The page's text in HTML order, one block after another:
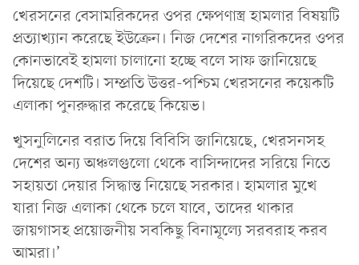
খেরসনের বেসামরিকদের ওপর ক্ষেপণাস্ত্র হামলার বিষয়টি
প্রত্যাখ্যান করেছে ইউক্রেন। নিজ দেশের নাগরিকদের ওপর
কোনভাবেই হামলা চালানো হচ্ছে বলে সাফ জানিয়েছে
দিয়েছে দেশটি। সম্প্রতি উত্তর-পশ্চিম খেরসনের কয়েকটি
এলাকা পুনরুদ্ধার করেছে কিয়েভ।
খুসনুলিনের বরাত দিয়ে বিবিসি জানিয়েছে, খেরসনসহ
দেশের অন্য অঞ্চলগুলো থেকে বাসিন্দাদের সরিয়ে নিতে
সহায়তা দেয়ার সিদ্ধান্ত নিয়েছে সরকার। হামলার মুখে
যারা নিজ এলাকা থেকে চলে যাবে, তাদের থাকার
জায়গাসহ প্রয়োজনীয় সবকিছু বিনামূল্যে সরবরাহ করব
আমরা।’